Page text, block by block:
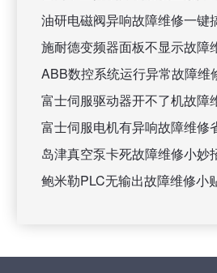
油研电磁阀异响故障维修一键
施耐德变频器面板不显示故障
ABB数控系统运行异常故障维
富士伺服驱动器开不了机故障
富士伺服电机有异响故障维修
岛津真空泵卡死故障维修小妙
鲍米勒PLC无输出故障维修小